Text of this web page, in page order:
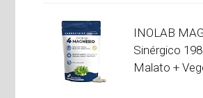
INOLAB
Sinérgico
Malato +